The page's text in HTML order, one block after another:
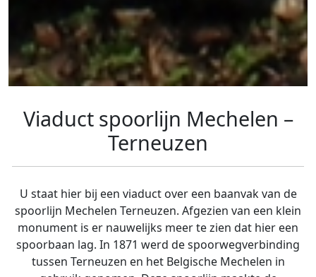
Viaduct spoorlijn Mechelen –
Terneuzen
U staat hier bij een viaduct over een baanvak van de
spoorlijn Mechelen Terneuzen. Afgezien van een klein
monument is er nauwelijks meer te zien dat hier een
spoorbaan lag. In 1871 werd de spoorwegverbinding
tussen Terneuzen en het Belgische Mechelen in